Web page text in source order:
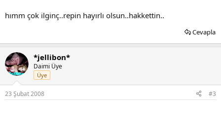
hımm çok ilginç..repin hayırlı olsun..hakkettin..
Cevapla
*jellibon*
Daimi Üye
Üye
23 Şubat 2008 #3